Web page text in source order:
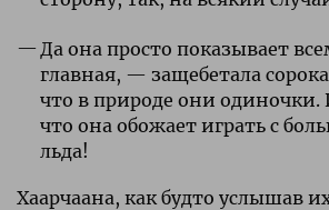
Да она просто показывает
главная, — защебетала
что в природе они одиночки.
что она обожает играть с
льда!
Хаарчаана, как будто услышав